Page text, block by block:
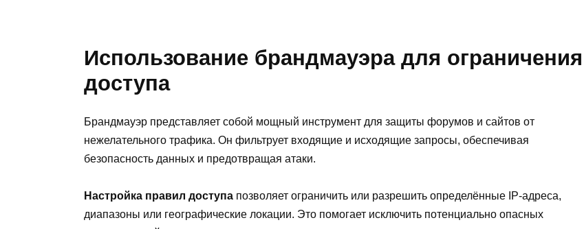
Использование брандмауэра для ограничения
доступа
Брандмауэр представляет собой мощный инструмент для защиты форумов и сайтов от
нежелательного трафика. Он фильтрует входящие и исходящие запросы, обеспечивая
безопасность данных и предотвращая атаки.
Настройка правил доступа позволяет ограничить или разрешить определённые IP-адреса,
диапазоны или географические локации. Это помогает исключить потенциально опасных